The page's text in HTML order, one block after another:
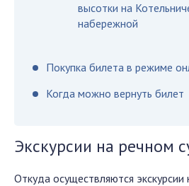
высотки на
набережной
Покупка билета в режиме
Когда можно вернуть билет
Экскурсии на речном
Откуда осуществляются